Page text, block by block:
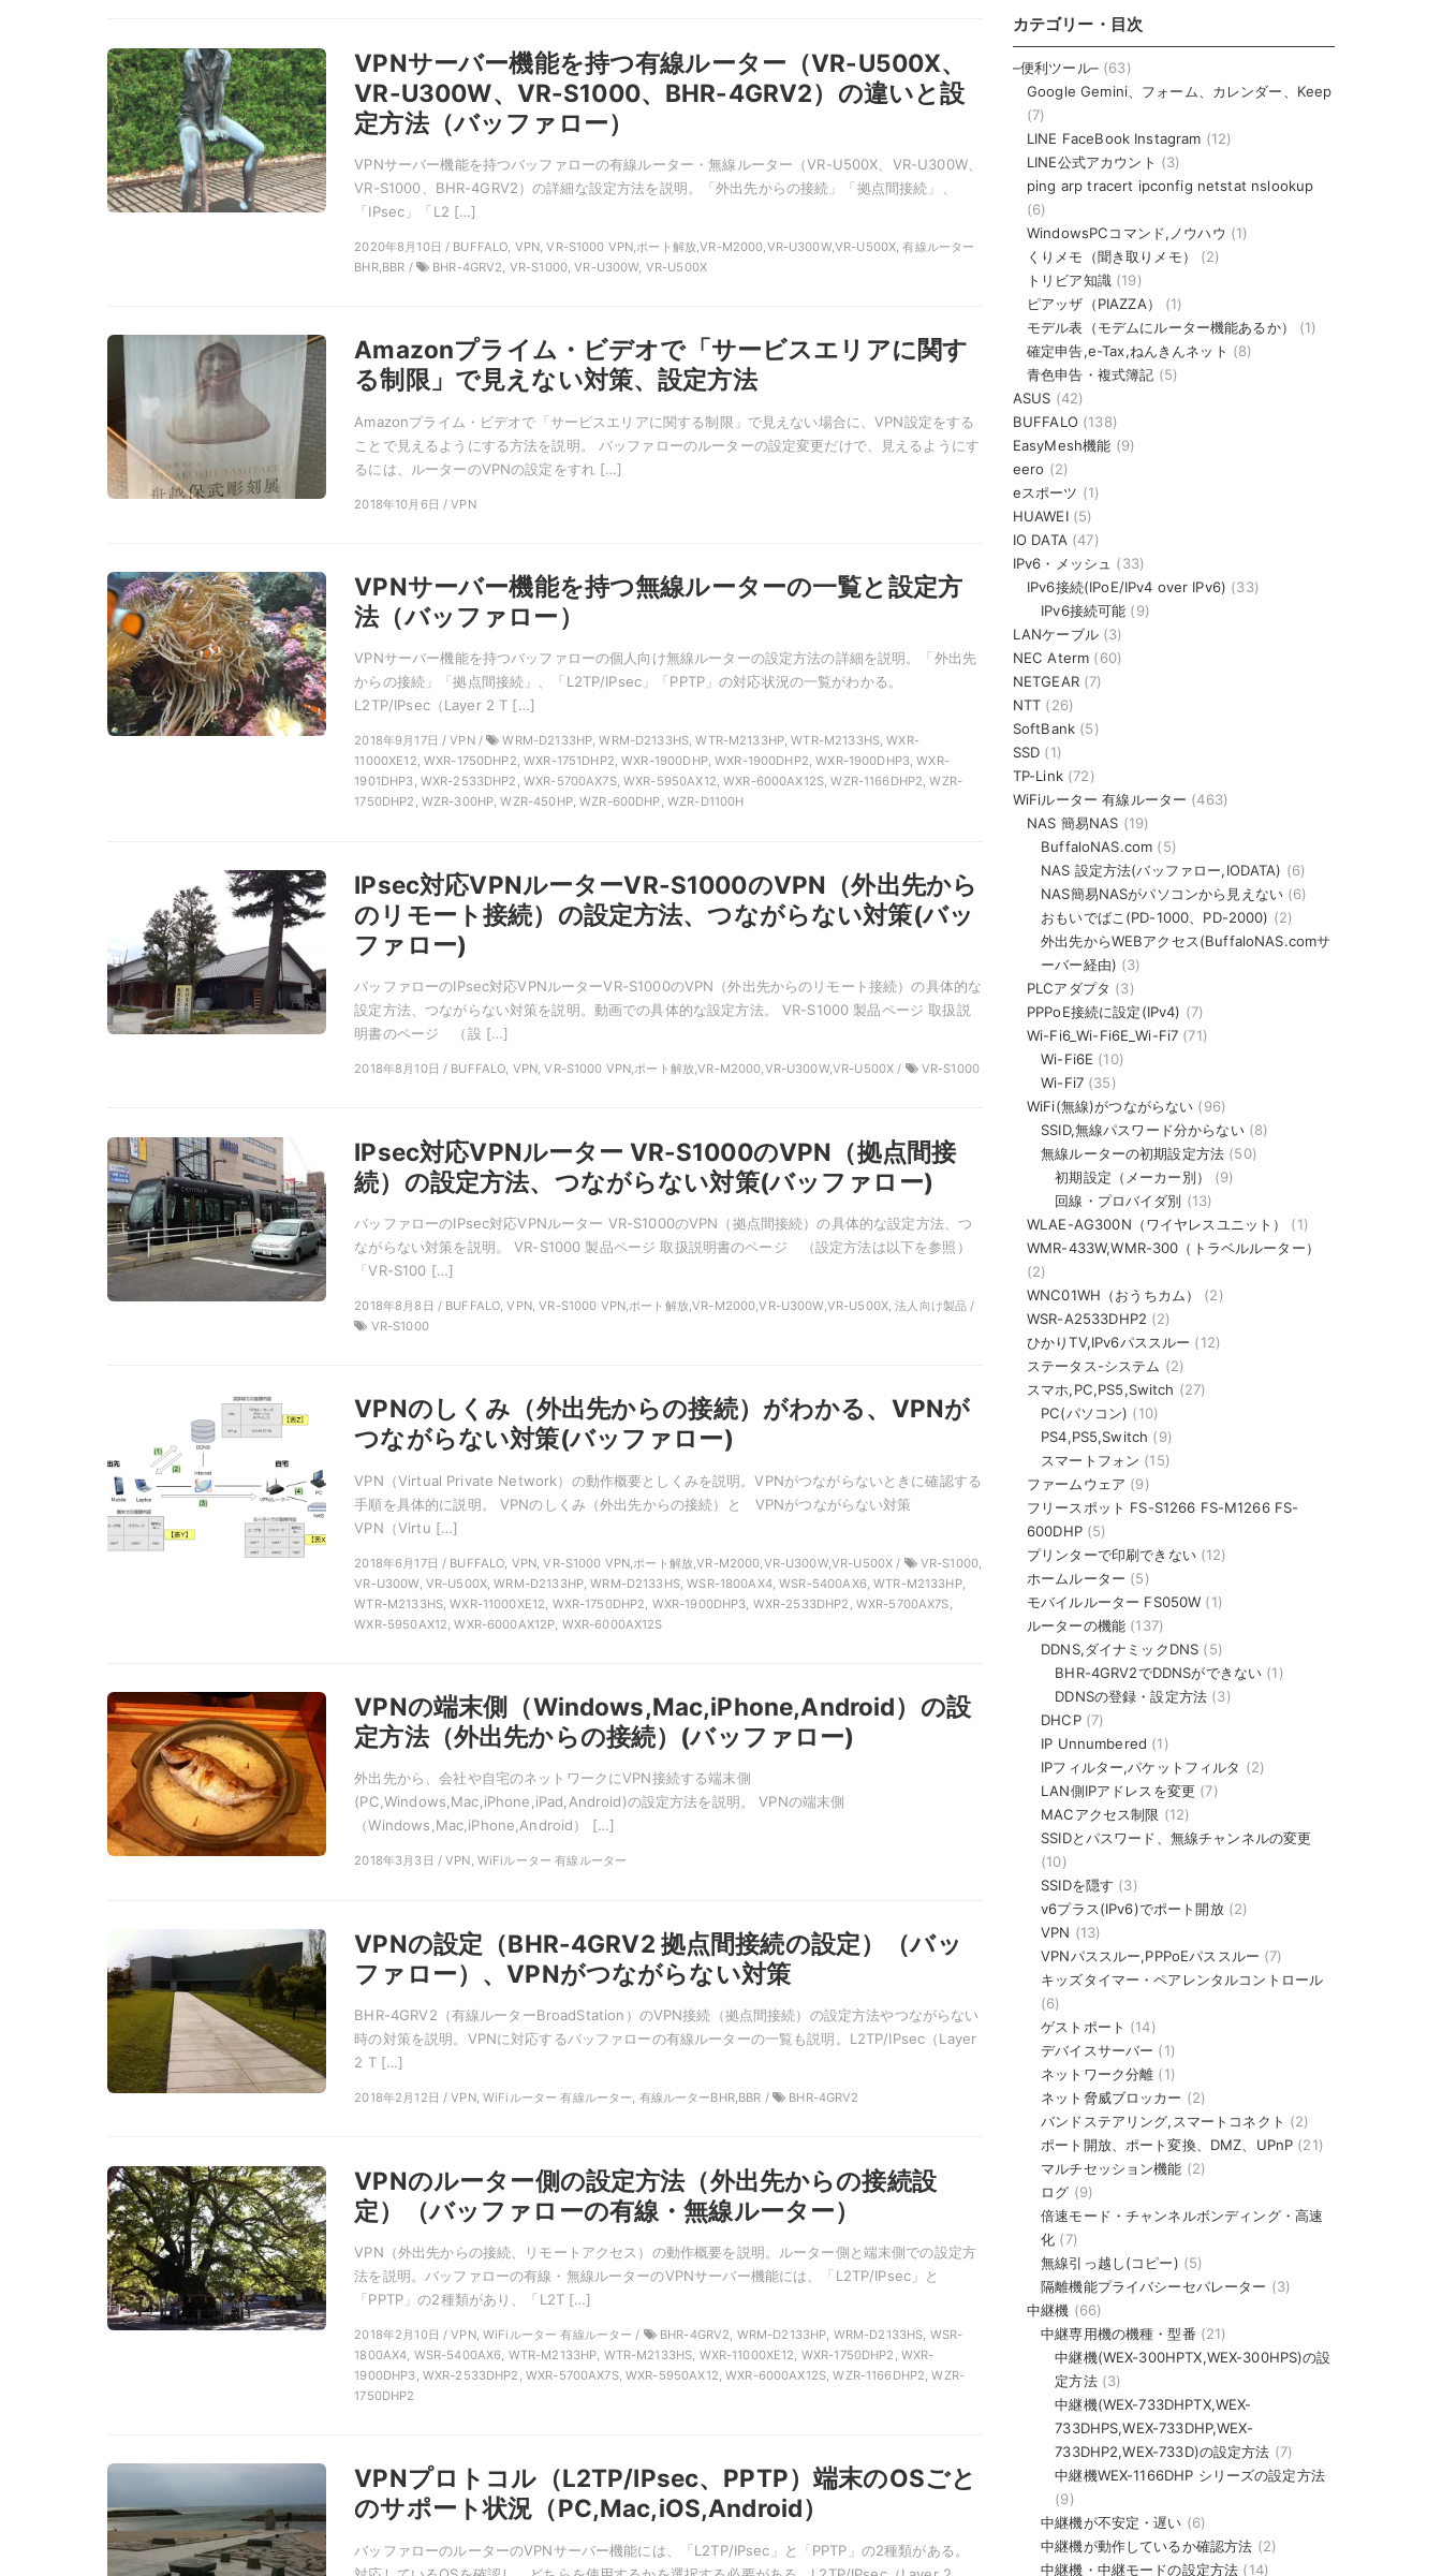
VPNサーバー機能を持つ有線ルーター（VR-U500X、
VR-U300W、VR-S1000、BHR-4GRV2）の違いと設
定方法（バッファロー）
VPNサーバー機能を持つバッファローの有線ルーター・無線ルーター（VR-U500X、VR-U300W、
VR-S1000、BHR-4GRV2）の詳細な設定方法を説明。「外出先からの接続」「拠点間接続」、
「IPsec」「L2 […]
2020年8月10日 / BUFFALO, VPN, VR-S1000 VPN,ポート解放,VR-M2000,VR-U300W,VR-U500X, 有線ルーター
BHR,BBR /
BHR-4GRV2, VR-S1000, VR-U300W, VR-U500X
Amazonプライム・ビデオで「サービスエリアに関す
る制限」で見えない対策、設定方法
Amazonプライム・ビデオで「サービスエリアに関する制限」で見えない場合に、VPN設定をする
ことで見えるようにする方法を説明。 バッファローのルーターの設定変更だけで、見えるようにす
るには、ルーターのVPNの設定をすれ […]
2018年10月6日 / VPN
VPNサーバー機能を持つ無線ルーターの一覧と設定方
法（バッファロー）
VPNサーバー機能を持つバッファローの個人向け無線ルーターの設定方法の詳細を説明。「外出先
からの接続」「拠点間接続」、「L2TP/IPsec」「PPTP」の対応状況の一覧がわかる。
L2TP/IPsec（Layer 2 T […]
2018年9月17日 / VPN /
WRM-D2133HP, WRM-D2133HS, WTR-M2133HP, WTR-M2133HS, WXR-
11000XE12, WXR-1750DHP2, WXR-1751DHP2, WXR-1900DHP, WXR-1900DHP2, WXR-1900DHP3, WXR-
1901DHP3, WXR-2533DHP2, WXR-5700AX7S, WXR-5950AX12, WXR-6000AX12S, WZR-1166DHP2, WZR-
1750DHP2, WZR-300HP, WZR-450HP, WZR-600DHP, WZR-D1100H
IPsec対応VPNルーターVR-S1000のVPN（外出先から
のリモート接続）の設定方法、つながらない対策(バッ
ファロー)
バッファローのIPsec対応VPNルーターVR-S1000のVPN（外出先からのリモート接続）の具体的な
設定方法、つながらない対策を説明。動画での具体的な設定方法。 VR-S1000 製品ページ 取扱説
明書のページ （設 […]
2018年8月10日 / BUFFALO, VPN, VR-S1000 VPN,ポート解放,VR-M2000,VR-U300W,VR-U500X / VR-S1000
IPsec対応VPNルーター VR-S1000のVPN（拠点間接
続）の設定方法、つながらない対策(バッファロー)
バッファローのIPsec対応VPNルーター VR-S1000のVPN（拠点間接続）の具体的な設定方法、つ
ながらない対策を説明。 VR-S1000 製品ページ 取扱説明書のページ （設定方法は以下を参照）
「VR-S100 […]
2018年8月8日 / BUFFALO, VPN, VR-S1000 VPN,ポート解放,VR-M2000,VR-U300W,VR-U500X, 法人向け製品 /
VR-S1000
VPNのしくみ（外出先からの接続）がわかる、VPNが
つながらない対策(バッファロー)
VPN（Virtual Private Network）の動作概要としくみを説明。VPNがつながらないときに確認する
手順を具体的に説明。 VPNのしくみ（外出先からの接続）と VPNがつながらない対策
VPN（Virtu […]
2018年6月17日 / BUFFALO, VPN, VR-S1000 VPN,ポート解放,VR-M2000,VR-U300W,VR-U500X /
VR-S1000,
VR-U300W, VR-U500X, WRM-D2133HP, WRM-D2133HS, WSR-1800AX4, WSR-5400AX6, WTR-M2133HP,
WTR-M2133HS, WXR-11000XE12, WXR-1750DHP2, WXR-1900DHP3, WXR-2533DHP2, WXR-5700AX7S,
WXR-5950AX12, WXR-6000AX12P, WXR-6000AX12S
VPNの端末側（Windows,Mac,iPhone,Android）の設
定方法（外出先からの接続）(バッファロー)
外出先から、会社や自宅のネットワークにVPN接続する端末側
(PC,Windows,Mac,iPhone,iPad,Android)の設定方法を説明。 VPNの端末側
（Windows,Mac,iPhone,Android） […]
2018年3月3日 / VPN, WiFiルーター 有線ルーター
VPNの設定（BHR-4GRV2 拠点間接続の設定）（バッ
ファロー）、VPNがつながらない対策
BHR-4GRV2（有線ルーターBroadStation）のVPN接続（拠点間接続）の設定方法やつながらない
時の対策を説明。VPNに対応するバッファローの有線ルーターの一覧も説明。L2TP/IPsec（Layer
2 T […]
2018年2月12日 / VPN, WiFiルーター 有線ルーター, 有線ルーターBHR,BBR / BHR-4GRV2
VPNのルーター側の設定方法（外出先からの接続設
定）（バッファローの有線・無線ルーター）
VPN（外出先からの接続、リモートアクセス）の動作概要を説明。ルーター側と端末側での設定方
法を説明。バッファローの有線・無線ルーターのVPNサーバー機能には、「L2TP/IPsec」と
「PPTP」の2種類があり、「L2T […]
2018年2月10日 / VPN, WiFiルーター 有線ルーター /
BHR-4GRV2, WRM-D2133HP, WRM-D2133HS, WSR-
1800AX4, WSR-5400AX6, WTR-M2133HP, WTR-M2133HS, WXR-11000XE12, WXR-1750DHP2, WXR-
1900DHP3, WXR-2533DHP2, WXR-5700AX7S, WXR-5950AX12, WXR-6000AX12S, WZR-1166DHP2, WZR-
1750DHP2
VPNプロトコル（L2TP/IPsec、PPTP）端末のOSごと
のサポート状況（PC,Mac,iOS,Android）
バッファローのルーターのVPNサーバー機能には、「L2TP/IPsec」と「PPTP」の2種類がある。
カテゴリー・目次
–便利ツール–(63)
Google Gemini、フォーム、カレンダー、Keep
(7)
LINE FaceBook Instagram (12)
LINE公式アカウント (3)
ping arp tracert ipconfig netstat nslookup
(6)
WindowsPCコマンド,ノウハウ (1)
くりメモ（聞き取りメモ）
(2)
トリビア知識(19)
ピアッザ（PIAZZA）
(1)
モデル表（モデムにルーター機能あるか）
(1)
確定申告,e-Tax,ねんきんネット (8)
青色申告・複式簿記 (5)
ASUS (42)
BUFFALO(138)
EasyMesh機能 (9)
eero (2)
eスポーツ (1)
HUAWEI(5)
IO DATA (47)
IPv6・メッシュ (33)
IPv6接続(IPoE/IPv4 over IPv6) (33)
IPv6接続可能 (9)
LANケーブル(3)
NEC Aterm (60)
NETGEAR(7)
NTT (26)
SoftBank (5)
SSD (1)
TP-Link(72)
WiFiルーター 有線ルーター (463)
NAS 簡易NAS (19)
BuffaloNAS.com (5)
NAS 設定方法(バッファロー,IODATA) (6)
NAS簡易NASがパソコンから見えない(6)
おもいでばこ(PD-1000、PD-2000) (2)
外出先からWEBアクセス(BuffaloNAS.comサ
ーバー経由) (3)
PLCアダプタ (3)
PPPoE接続に設定(IPv4) (7)
Wi-Fi6_Wi-Fi6E_Wi-Fi7 (71)
Wi-Fi6E (10)
Wi-Fi7 (35)
WiFi(無線)がつながらない (96)
SSID,無線パスワード分からない(8)
無線ルーターの初期設定方法 (50)
初期設定（メーカー別）
(9)
回線・プロバイダ別 (13)
WLAE-AG300N（ワイヤレスユニット）
(1)
WMR-433W,WMR-300（トラベルルーター）
(2)
WNC01WH（おうちカム）
(2)
WSR-A2533DHP2 (2)
ひかりTV,IPv6パススルー (12)
ステータス-システム (2)
スマホ,PC,PS5,Switch (27)
PC(パソコン) (10)
PS4,PS5,Switch (9)
スマートフォン (15)
ファームウェア (9)
フリースポット FS-S1266 FS-M1266 FS-
600DHP(5)
プリンターで印刷できない(12)
ホームルーター (5)
モバイルルーター FS050W (1)
ルーターの機能 (137)
DDNS,ダイナミックDNS (5)
BHR-4GRV2でDDNSができない (1)
DDNSの登録・設定方法 (3)
DHCP(7)
IP Unnumbered (1)
IPフィルター,パケットフィルタ (2)
LAN側IPアドレスを変更 (7)
MACアクセス制限 (12)
SSIDとパスワード、無線チャンネルの変更
(10)
SSIDを隠す (3)
v6プラス(IPv6)でポート開放(2)
VPN (13)
VPNパススルー,PPPoEパススルー (7)
キッズタイマー・ペアレンタルコントロール
(6)
ゲストポート (14)
デバイスサーバー (1)
ネットワーク分離 (1)
ネット脅威ブロッカー (2)
バンドステアリング,スマートコネクト (2)
ポート開放、ポート変換、DMZ、UPnP (21)
マルチセッション機能 (2)
ログ (9)
倍速モード・チャンネルボンディング・高速
化 (7)
無線引っ越し(コピー) (5)
隔離機能プライバシーセパレーター (3)
中継機 (66)
中継専用機の機種・型番 (21)
中継機(WEX-300HPTX,WEX-300HPS)の設
定方法(3)
中継機(WEX-733DHPTX,WEX-
733DHPS,WEX-733DHP,WEX-
733DHP2,WEX-733D)の設定方法 (7)
中継機WEX-1166DHP シリーズの設定方法
(9)
中継機が不安定・遅い (6)
中継機が動作しているか確認方法 (2)
中継機・中継モードの設定方法 (14)